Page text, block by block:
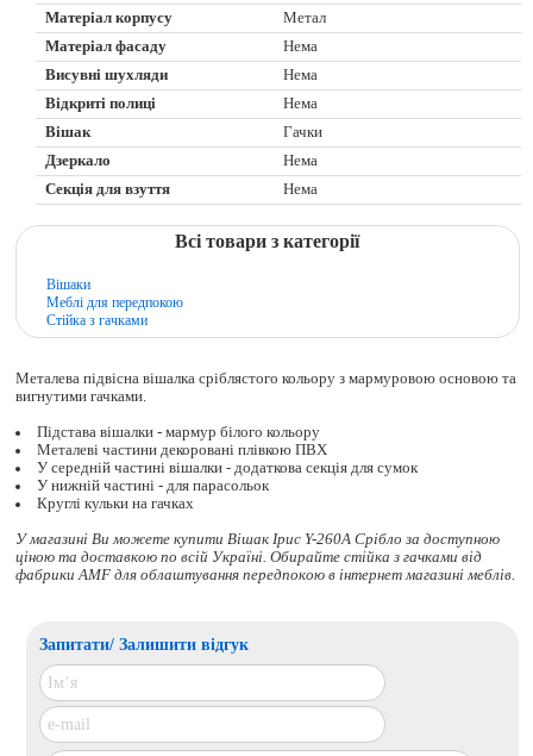
Матеріал корпусу
Метал
Матеріал фасаду
Нема
Висувні шухляди
Нема
Відкриті полиці
Нема
Вішак
Гачки
Дзеркало
Нема
Секція для взуття
Нема
Всі товари з категорії
Вішаки
Меблі для передпокою
Стійка з гачками
Металева підвісна вішалка сріблястого кольору з мармуровою основою та
вигнутими гачками.
Підстава вішалки - мармур білого кольору
Металеві частини декоровані плівкою ПВХ
У середній частині вішалки - додаткова секція для сумок
У нижній частині - для парасольок
Круглі кульки на гачках
У магазині Ви можете купити Вішак Ірис Y-260A Срібло за доступною
ціною та доставкою по всій Україні. Обирайте стійка з гачкамивід
фабрики AMF для облаштування передпокою в інтернет магазині меблів.
Запитати/ Залишити відгук